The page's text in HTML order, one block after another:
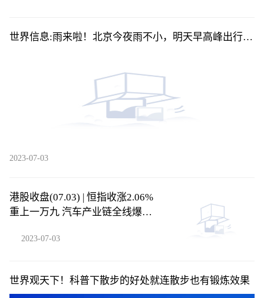
世界信息:雨来啦！北京今夜雨不小，明天早高峰出行需
2023-07-03
港股收盘(07.03) | 恒指收涨2.06%
重上一万九 汽车产业链全线爆发
2023-07-03
世界观天下！科普下散步的好处就连散步也有锻炼效果